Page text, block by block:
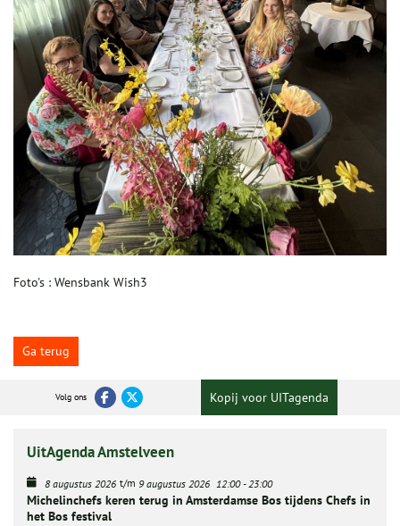
Foto's : Wensbank Wish3
Ga terug
Volg ons Kopij voor UITagenda
UitAgenda Amstelveen
8 augustus 2026 t/m 9 augustus 2026 12:00-23:00
Michelinchefs keren terug in Amsterdamse Bos tijdens Chefs in
het Bos festival